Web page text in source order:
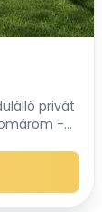
privát
-
áll